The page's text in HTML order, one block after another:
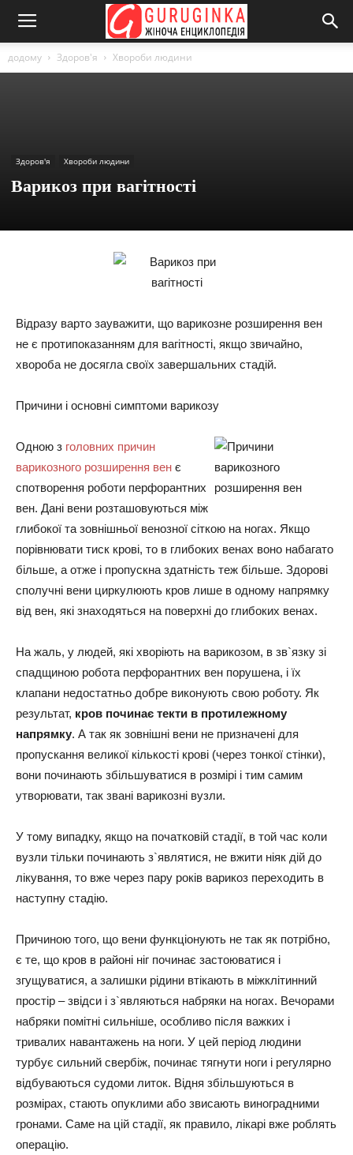
додому Здоров'я Хвороби людини
Здоров'я Хвороби людини
Варикоз при вагітності
Відразу варто зауважити, що варикозне розширення вен
не є протипоказанням для вагітності, якщо звичайно,
хвороба не досягла своїх завершальних стадій.
Причини і основні симптоми варикозу
Одною з головних причин
варикозного розширення вен є
спотворення роботи перфорантних
вен. Дані вени розташовуються між
глибокої та зовнішньої венозної сіткою на ногах. Якщо
порівнювати тиск крові, то в глибоких венах воно набагато
більше, а отже і пропускна здатність теж більше. Здорові
сполучні вени циркулюють кров лише в одному напрямку
від вен, які знаходяться на поверхні до глибоких венах.
На жаль, у людей, які хворіють на варикозом, в зв`язку зі
спадщиною робота перфорантних вен порушена, і їх
клапани недостатньо добре виконують свою роботу. Як
результат, кров починає текти в протилежному
напрямку. А так як зовнішні вени не призначені для
пропускання великої кількості крові (через тонкої стінки),
вони починають збільшуватися в розмірі і тим самим
утворювати, так звані варикозні вузли.
У тому випадку, якщо на початковій стадії, в той час коли
вузли тільки починають з`являтися, не вжити ніяк дій до
лікування, то вже через пару років варикоз переходить в
наступну стадію.
Причиною того, що вени функціонують не так як потрібно,
є те, що кров в районі ніг починає застоюватися і
згущуватися, а залишки рідини втікають в міжклітинний
простір – звідси і з`являються набряки на ногах. Вечорами
набряки помітні сильніше, особливо після важких і
тривалих навантажень на ноги. У цей період людини
турбує сильний свербіж, починає тягнути ноги і регулярно
відбуваються судоми литок. Відня збільшуються в
розмірах, стають опуклими або звисають виноградними
гронами. Саме на цій стадії, як правило, лікарі вже роблять
операцію.